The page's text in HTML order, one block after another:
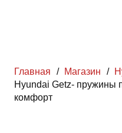
Главная / Магазин /
Hyundai Getz- пружины
комфорт